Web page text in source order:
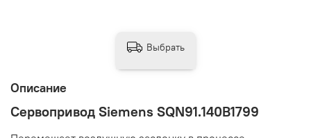
Описание
Сервопривод Siemens SQN91.140B1799
Выбрать